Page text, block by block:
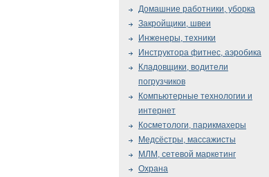
Домашние работники, уборка
Закройщики, швеи
Инженеры, техники
Инструктора фитнес, аэробика
Кладовщики, водители
погрузчиков
Компьютерные технологии и
интернет
Косметологи, парикмахеры
Медсёстры, массажисты
МЛМ, сетевой маркетинг
Охрана